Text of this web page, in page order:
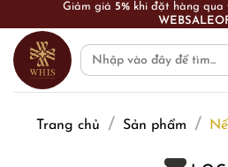
content
Giảm giá 5%khi đặt hàng qua
Search
for:
Trang chủ / Sản phẩm /